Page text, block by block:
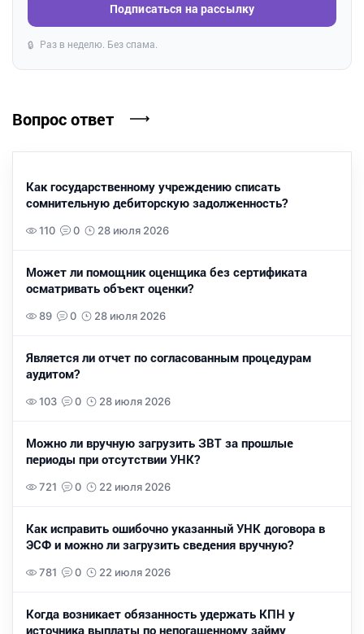
Подписаться на рассылку
🔒 Раз в неделю. Без спама.
Вопрос ответ
Как государственному учреждению списать
сомнительную дебиторскую задолженность?
110 0 28 июля 2026
Может ли помощник оценщика без сертификата
осматривать объект оценки?
89 0 28 июля 2026
Является ли отчет по согласованным процедурам
аудитом?
103 0 28 июля 2026
Можно ли вручную загрузить ЗВТ за прошлые
периоды при отсутствии УНК?
721 0 22 июля 2026
Как исправить ошибочно указанный УНК договора в
ЭСФ и можно ли загрузить сведения вручную?
781 0 22 июля 2026
Когда возникает обязанность удержать КПН у
источника выплаты по непогашенному займу